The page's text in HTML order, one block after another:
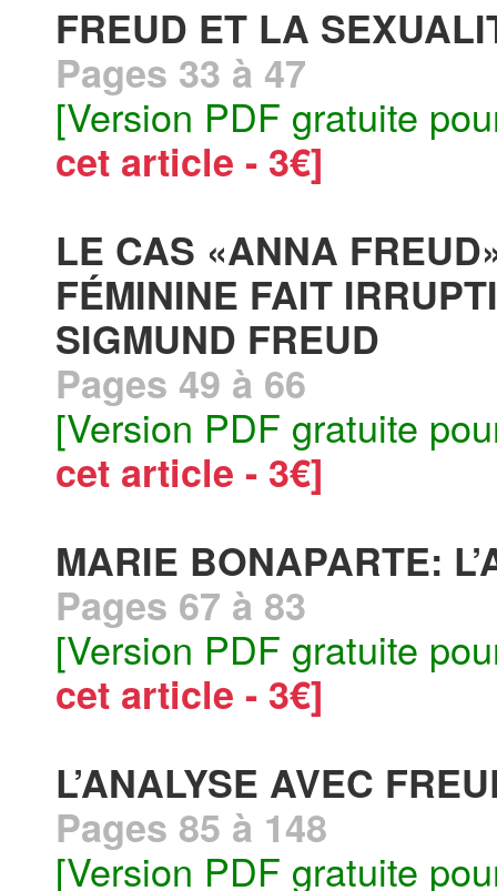
FREUD ET LA
Pages 33 à 47
[Version PDF gratuite
cet article - 3€]
LE CAS «ANNA
FÉMININE FAIT
SIGMUND FREUD
Pages 49 à 66
[Version PDF gratuite
cet article - 3€]
MARIE BONAPARTE:
Pages 67 à 83
[Version PDF gratuite
cet article - 3€]
L’ANALYSE AVEC
Pages 85 à 148
[Version PDF gratuite